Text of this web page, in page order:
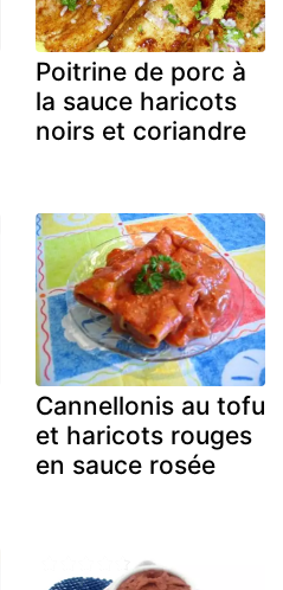
Poitrine de porc à
la sauce haricots
noirs et coriandre
Cannellonis au tofu
et haricots rouges
en sauce rosée